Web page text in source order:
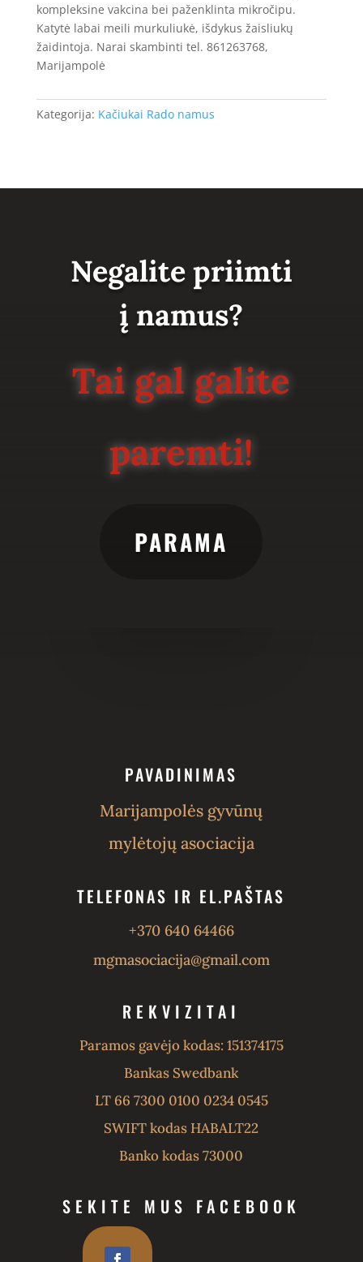
kompleksine vakcina bei paženklinta mikročipu.
Katytė labai meili murkuliukė, išdykus žaisliukų
žaidintoja. Narai skambinti tel. 861263768,
Marijampolė
Kategorija: Kačiukai Rado namus
Negalite priimti
į namus?
Tai gal galite
paremti!
PARAMA
PAVADINIMAS
Marijampolės gyvūnų
mylėtojų asociacija
TELEFONAS IR EL.PAŠTAS
+370 640 64466
mgmasociacija@gmail.com
REKVIZITAI
Paramos gavėjo kodas: 151374175
Bankas Swedbank
LT 66 7300 0100 0234 0545
SWIFT kodas HABALT22
Banko kodas 73000
SEKITE MUS FACEBOOK